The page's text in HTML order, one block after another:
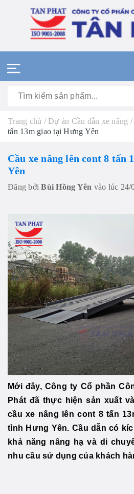
Trang chủ / Dự án Cầu dẫn xe nâng /
tấn 13m giao tại Hưng Yên
Cầu xe nâng lên cont 8 tấn
Yên
Đăng bởiBùi Hồng Yên vào lúc 24/
Mới đây, Công ty Cổ phần
Phát đã thực hiện sản xuất
cầu xe nâng lên cont 8 tấn
tỉnh Hưng Yên. Cầu dẫn có
khả năng nâng hạ và di
nhu cầu sử dụng của khách